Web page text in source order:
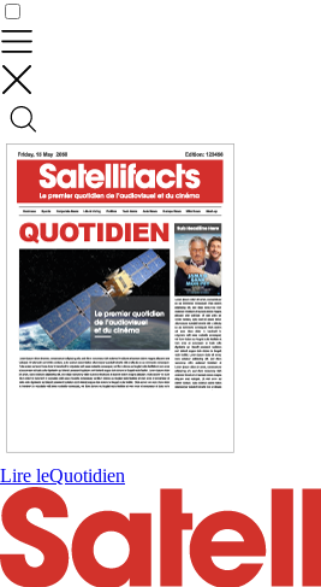
Lire leQuotidien
Contrôler vos données